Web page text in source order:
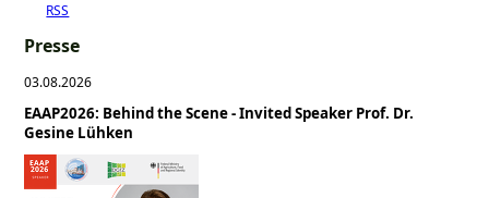
RSS
Presse
03.08.2026
EAAP2026: Behind the Scene - Invited Speaker Prof. Dr.
Gesine Lühken